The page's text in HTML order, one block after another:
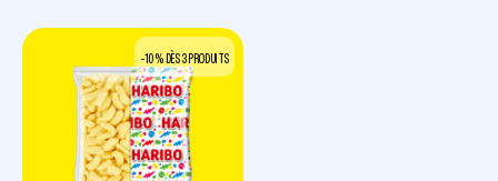
-10 % DÈS 3 PRODUITS